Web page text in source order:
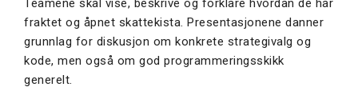
Teamene skal vise, beskrive og forklare hvordan de har
fraktet og åpnet skattekista. Presentasjonene danner
grunnlag for diskusjon om konkrete strategivalg og
kode, men også om god programmeringsskikk
generelt.